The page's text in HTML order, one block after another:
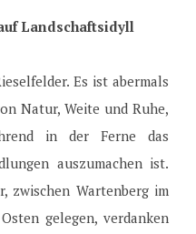
Landschaftsidyll
Es ist abermals
Natur, Weite und Ruhe,
in der Ferne das
auszumachen ist.
zwischen Wartenberg im
gelegen, verdanken